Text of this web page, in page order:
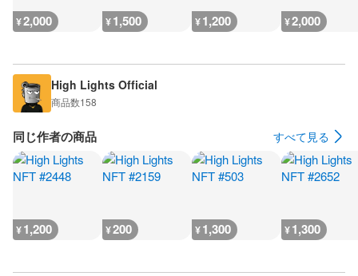
¥2,000 ¥1,500 ¥1,200 ¥2,000
High Lights Official
商品数158
同じ作者の商品 すべて見る
¥1,200 ¥200 ¥1,300 ¥1,300